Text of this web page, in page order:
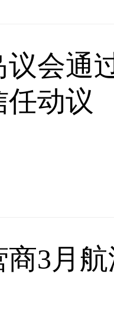
议会通
任动议
3月